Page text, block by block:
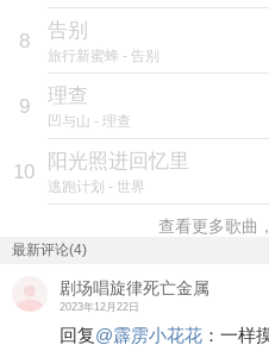
8 告别
旅行新蜜蜂 - 告别
9 理查
凹与山 - 理查
10 阳光照进回忆里
逃跑计划 - 世界
查看更多歌曲
最新评论(4)
剧场唱旋律死亡金属
2023年12月22日
回复@霹雳小花花 ： 一样